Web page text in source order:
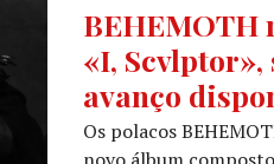
BEHEMOTH
«I, Scvlptor»,
avanço
Os polacos
novo álbum